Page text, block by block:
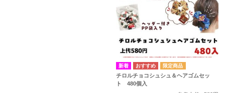
チロルチョコシュシュ＆ヘアゴムセッ
ト 480個入